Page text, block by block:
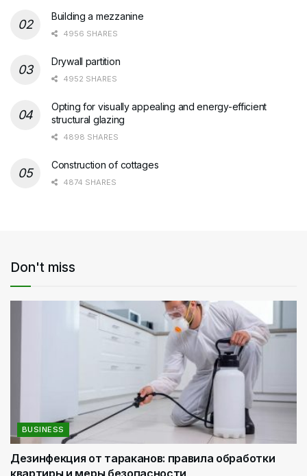
Building a mezzanine
4956 SHARES
Drywall partition
4952 SHARES
Opting for visually appealing and energy-efficient
structural glazing
4898 SHARES
Construction of cottages
4874 SHARES
Don't miss
BUSINESS
Дезинфекция от тараканов: правила обработки